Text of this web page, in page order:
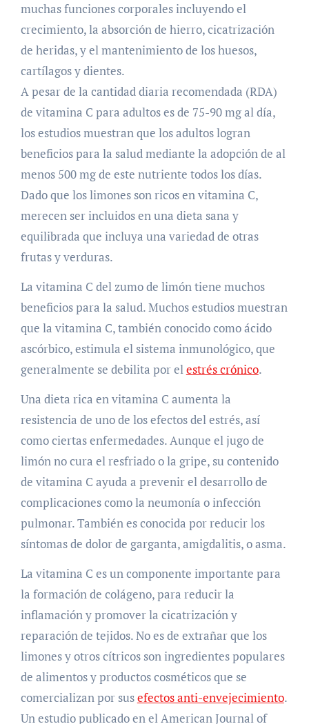
muchas funciones corporales incluyendo el
crecimiento, la absorción de hierro, cicatrización
de heridas, y el mantenimiento de los huesos,
cartílagos y dientes.
A pesar de la cantidad diaria recomendada (RDA)
de vitamina C para adultos es de 75-90 mg al día,
los estudios muestran que los adultos logran
beneficios para la salud mediante la adopción de al
menos 500 mg de este nutriente todos los días.
Dado que los limones son ricos en vitamina C,
merecen ser incluidos en una dieta sana y
equilibrada que incluya una variedad de otras
frutas y verduras.
La vitamina C del zumo de limón tiene muchos
beneficios para la salud. Muchos estudios muestran
que la vitamina C, también conocido como ácido
ascórbico, estimula el sistema inmunológico, que
generalmente se debilita por elestrés crónico.
Una dieta rica en vitamina C aumenta la
resistencia de uno de los efectos del estrés, así
como ciertas enfermedades. Aunque el jugo de
limón no cura el resfriado o la gripe, su contenido
de vitamina C ayuda a prevenir el desarrollo de
complicaciones como la neumonía o infección
pulmonar. También es conocida por reducir los
síntomas de dolor de garganta, amigdalitis, o asma.
La vitamina C es un componente importante para
la formación de colágeno, para reducir la
inflamación y promover la cicatrización y
reparación de tejidos. No es de extrañar que los
limones y otros cítricos son ingredientes populares
de alimentos y productos cosméticos que se
comercializan por susefectos anti-envejecimiento.
Un estudio publicado en el American Journal of